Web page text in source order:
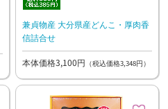
兼貞物産 大分県産どんこ・厚肉香
信詰合せ
本体価格3,100円 （税込価格3,348円）